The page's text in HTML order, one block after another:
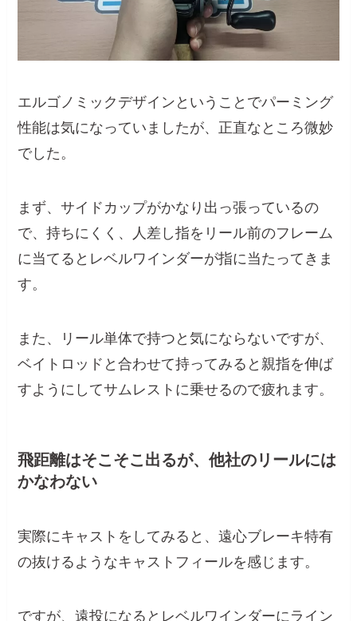
エルゴノミックデザインということでパーミング
性能は気になっていましたが、正直なところ微妙
でした。
まず、サイドカップがかなり出っ張っているの
で、持ちにくく、人差し指をリール前のフレーム
に当てるとレベルワインダーが指に当たってきま
す。
また、リール単体で持つと気にならないですが、
ベイトロッドと合わせて持ってみると親指を伸ば
すようにしてサムレストに乗せるので疲れます。
飛距離はそこそこ出るが、他社のリールには
かなわない
実際にキャストをしてみると、遠心ブレーキ特有
の抜けるようなキャストフィールを感じます。
ですが、遠投になるとレベルワインダーにライン